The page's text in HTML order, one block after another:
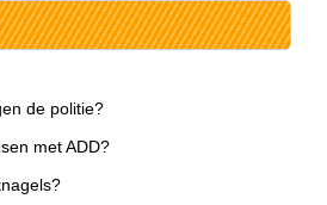
de politie?
met ADD?